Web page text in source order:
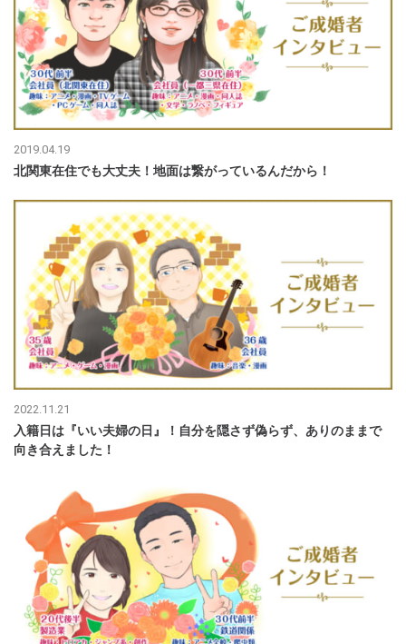
2019.04.19
北関東在住でも大丈夫！地面は繋がっているんだから！
2022.11.21
入籍日は『いい夫婦の日』！自分を隠さず偽らず、ありのままで
向き合えました！